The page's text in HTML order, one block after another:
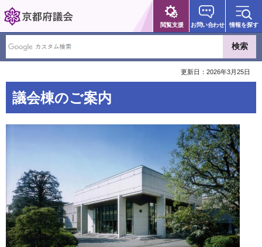
京都府議会
閲覧支援 お問い合わせ 情報を探す
更新日：2026年3月25日
議会棟のご案内